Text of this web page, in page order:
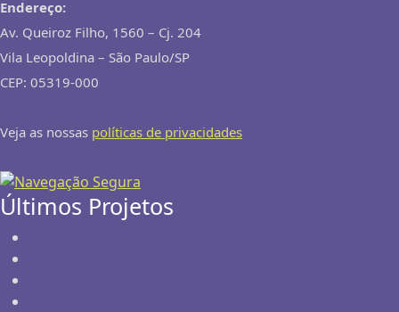
Endereço:
Av. Queiroz Filho, 1560 – Cj. 204
Vila Leopoldina – São Paulo/SP
CEP: 05319-000
Veja as nossas políticas de privacidades
Últimos Projetos